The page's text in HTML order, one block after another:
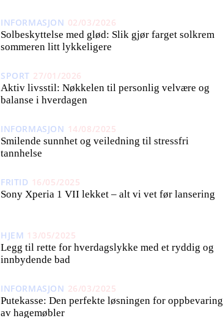
INFORMASJON 02/03/2026
Solbeskyttelse med glød: Slik gjør farget solkrem
sommeren litt lykkeligere
SPORT 27/01/2026
Aktiv livsstil: Nøkkelen til personlig velvære og
balanse i hverdagen
INFORMASJON 14/08/2025
Smilende sunnhet og veiledning til stressfri
tannhelse
FRITID 16/05/2025
Sony Xperia 1 VII lekket – alt vi vet før lansering
HJEM 13/05/2025
Legg til rette for hverdagslykke med et ryddig og
innbydende bad
INFORMASJON 26/03/2025
Putekasse: Den perfekte løsningen for oppbevaring
av hagemøbler